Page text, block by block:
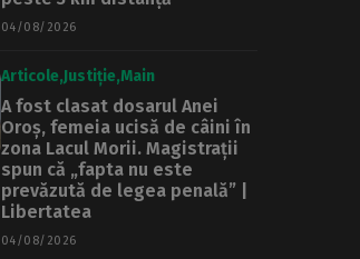
04/08/2026
Articole Justiție Main
A fost clasat dosarul Anei
Oroș, femeia ucisă de câini în
zona Lacul Morii. Magistrații
spun că „fapta nu este
prevăzută de legea penală” |
Libertatea
04/08/2026